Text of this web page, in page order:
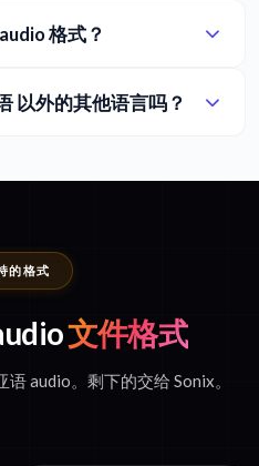
格式？
以外的其他语言吗？
的格式
文件格式
audio。剩下的交给 Sonix。